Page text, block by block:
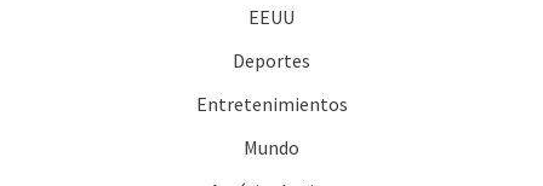
EEUU
Deportes
Entretenimientos
Mundo